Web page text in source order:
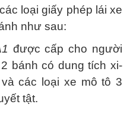
loại giấy phép lái xe
như sau:
được cấp cho người
bánh có dung tích xi-
các loại xe mô tô 3
tật.